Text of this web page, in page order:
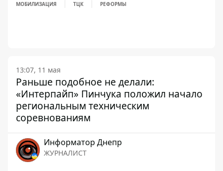
МОБИЛИЗАЦИЯ ТЦК РЕФОРМЫ
13:07, 11 мая
Раньше подобное не делали:
«Интерпайп» Пинчука положил начало
региональным техническим
соревнованиям
Информатор Днепр
ЖУРНАЛИСТ